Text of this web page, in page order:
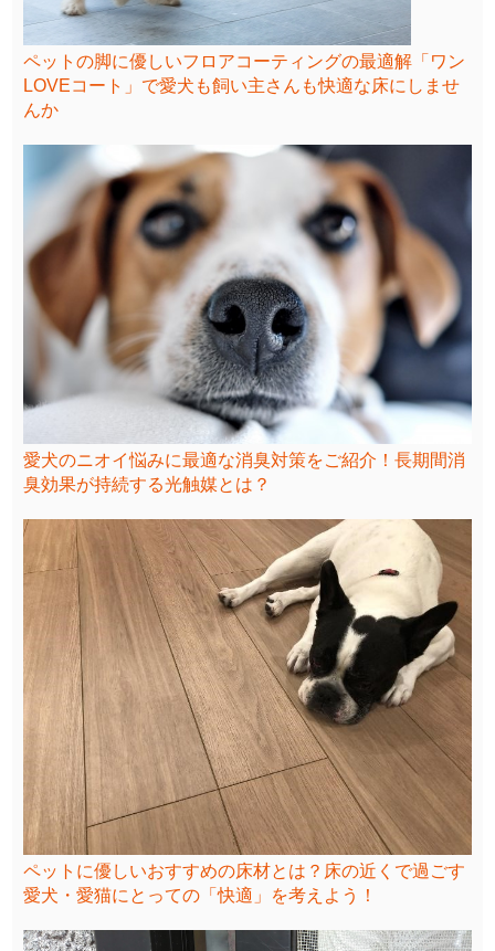
ペットの脚に優しいフロアコーティングの最適解「ワン
LOVEコート」で愛犬も飼い主さんも快適な床にしませ
んか
愛犬のニオイ悩みに最適な消臭対策をご紹介！長期間消
臭効果が持続する光触媒とは？
ペットに優しいおすすめの床材とは？床の近くで過ごす
愛犬・愛猫にとっての「快適」を考えよう！